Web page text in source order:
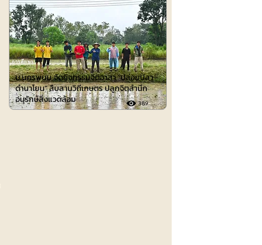
การศึกษา
ม.นครพนม จัดกิจกรรมจิตอาสา "ปล่อยปลา–
ดำนาโยน" สืบสานวิถีเกษตร ปลูกจิตสำนึก
อนุรักษ์สิ่งแวดล้อม
389